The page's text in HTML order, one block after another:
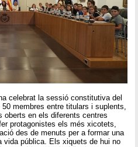
celebrat la sessió constitutiva del
membres entre titulars i suplents,
oberts en els diferents centres
protagonistes els més xicotets,
des de menuts per a formar una
pública. Els xiquets de hui no